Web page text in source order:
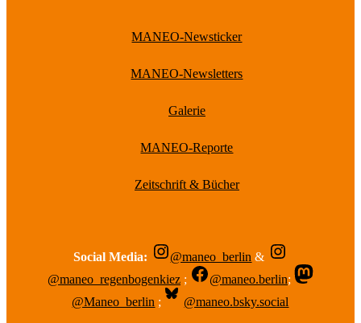
MANEO-Newsticker
MANEO-Newsletters
Galerie
MANEO-Reporte
Zeitschrift & Bücher
Social Media: @maneo_berlin &
@maneo_regenbogenkiez ; @maneo.berlin;
@Maneo_berlin ; @maneo.bsky.social